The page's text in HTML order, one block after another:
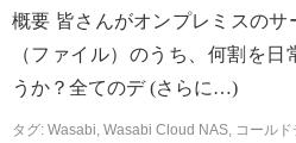
概要 皆さんがオンプレミスのサ
（ファイル）のうち、何割を
うか？全てのデ (さらに…)
タグ: Wasabi, Wasabi Cloud NAS, コールド